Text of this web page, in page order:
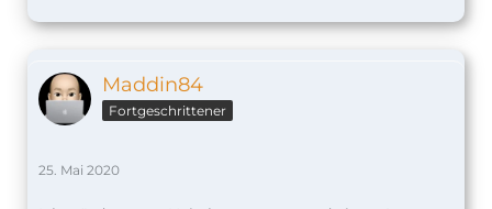
Maddin84
Fortgeschrittener
25. Mai 2020